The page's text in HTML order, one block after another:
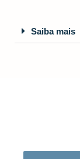
Saiba mais